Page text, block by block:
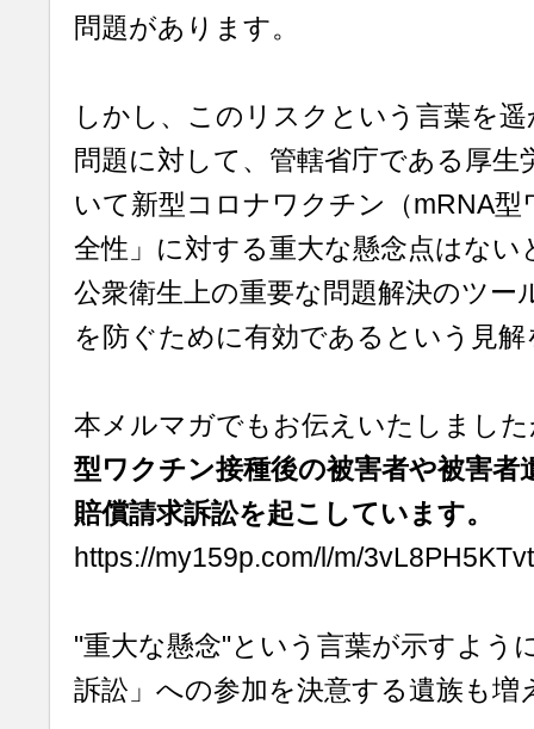
問題があります。
しかし、このリスクという言葉を
問題に対して、管轄省庁である厚生
いて新型コロナワクチン（mRNA
全性」に対する重大な懸念点はな
公衆衛生上の重要な問題解決のツー
を防ぐために有効であるという見
本メルマガでもお伝えいたしまし
型ワクチン接種後の被害者や被害者
賠償請求訴訟を起こしています。
https://my159p.com/l/m/
"重大な懸念"という言葉が示すよう
訴訟」への参加を決意する遺族も増